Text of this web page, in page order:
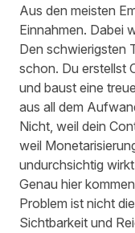
Aus den meisten
Einnahmen. Dabei
Den schwierigsten
schon. Du erstellst
und baust eine
aus all dem
Nicht, weil dein
weil
undurchsichtig
Genau hier
Problem ist nicht
Sichtbarkeit und